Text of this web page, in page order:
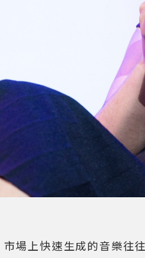
快速生成的音樂往往